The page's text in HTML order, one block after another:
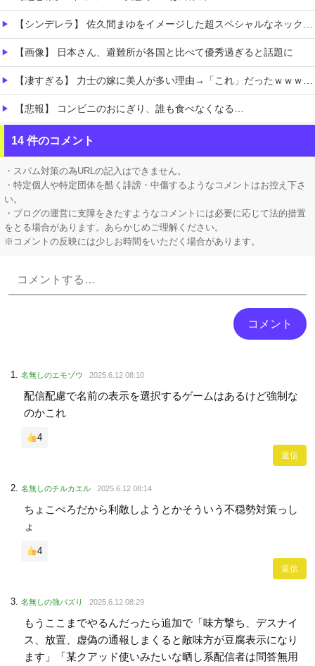
【シンデレラ】 佐久間まゆをイメージした超スペシャルなネックレスが登場する件について
【画像】 日本さん、避難所が各国と比べて優秀過ぎると話題に
【凄すぎる】 力士の嫁に美人が多い理由→「これ」だったｗｗｗｗｗｗｗ
【悲報】 コンビニのおにぎり、誰も食べなくなる…
【ホロライブ】 泉パッパが水着ミオしゃイラストあげとる
【にじさんじ】 舞元、弟への誕生日プレゼントがこちら『いやな兄』『ぶん殴られても文句は言えんやろこれ』
14 件のコメント
・スパム対策の為URLの記入はできません。
・特定個人や特定団体を酷く誹謗・中傷するようなコメントはお控え下さ
い。
・ブログの運営に支障をきたすようなコメントには必要に応じて法的措置
をとる場合があります。あらかじめご理解ください。
※コメントの反映には少しお時間をいただく場合があります。
名無しのエモゾウ 2025.6.12 08:10
配信配慮で名前の表示を選択するゲームはあるけど強制な
のかこれ
4
返信
名無しのチルカエル 2025.6.12 08:14
ちょこぺろだから利敵しようとかそういう不穏勢対策っし
ょ
4
返信
名無しの強バズり 2025.6.12 08:29
もうここまでやるんだったら追加で「味方撃ち、デスナイ
ス、放置、虚偽の通報しまくると敵味方が豆腐表示になり
ます」「某クアッド使いみたいな晒し系配信者は問答無用